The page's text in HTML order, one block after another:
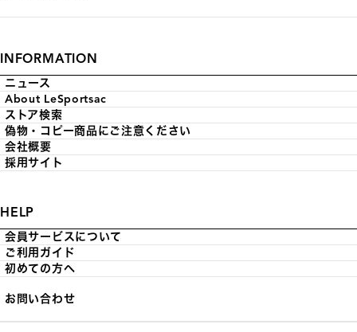
INFORMATION
ニュース
About LeSportsac
ストア検索
偽物・コピー商品にご注意ください
会社概要
採用サイト
HELP
会員サービスについて
ご利用ガイド
初めての方へ
お問い合わせ